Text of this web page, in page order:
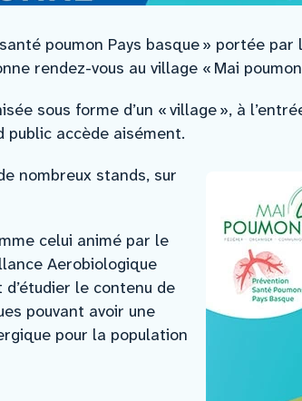
poumon Pays basque » portée
rendez-vous au village « Mai
sous forme d’un « village », à
public accède aisément.
nombreux stands, sur
celui animé par le
Aerobiologique
le contenu de
pouvant avoir une
pour la population